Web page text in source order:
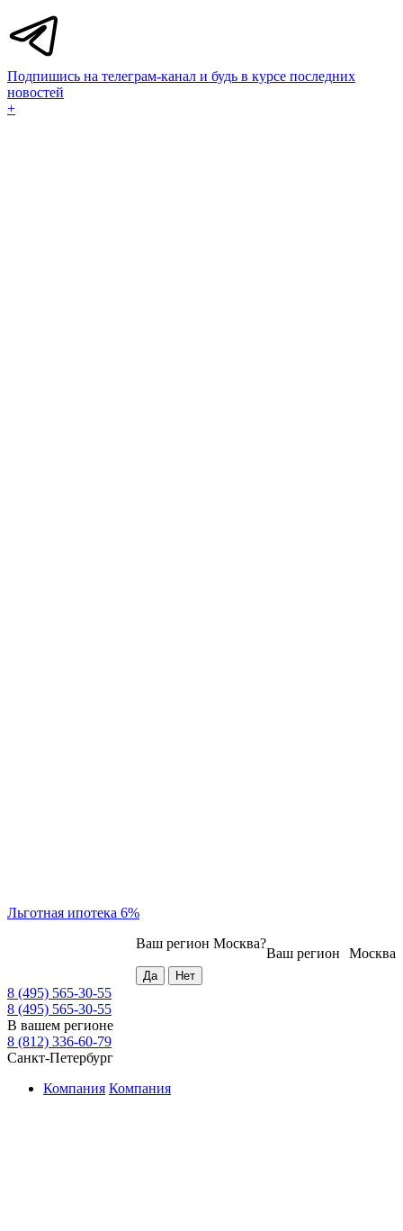
Подпишись на телеграм-канал и будь в курсе последних
новостей
+
Льготная ипотека 6%
Москва
Ваш регион
Ваш регион Москва?
8 (495) 565-30-55
8 (495) 565-30-55
В вашем регионе
8 (812) 336-60-79
Санкт-Петербург
Компания Компания